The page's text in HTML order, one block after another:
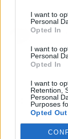
I want to
Personal
Opted In
I want to
Personal
Opted In
I want to
Retention,
Personal
Purposes
Opted Out
Artículo anterior
En qué